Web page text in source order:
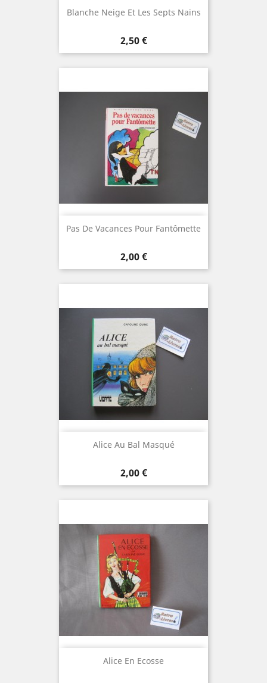
Blanche Neige Et Les Septs Nains
Prix
2,50 €
Pas De Vacances Pour Fantômette
Prix
2,00 €
Alice Au Bal Masqué
Prix
2,00 €
Alice En Ecosse